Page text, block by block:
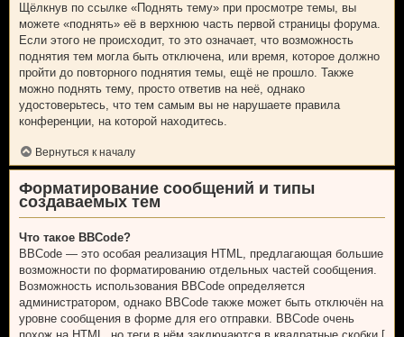
Щёлкнув по ссылке «Поднять тему» при просмотре темы, вы
можете «поднять» её в верхнюю часть первой страницы форума.
Если этого не происходит, то это означает, что возможность
поднятия тем могла быть отключена, или время, которое должно
пройти до повторного поднятия темы, ещё не прошло. Также
можно поднять тему, просто ответив на неё, однако
удостоверьтесь, что тем самым вы не нарушаете правила
конференции, на которой находитесь.
Вернуться к началу
Форматирование сообщений и типы
создаваемых тем
Что такое BBCode?
BBCode — это особая реализация HTML, предлагающая большие
возможности по форматированию отдельных частей сообщения.
Возможность использования BBCode определяется
администратором, однако BBCode также может быть отключён на
уровне сообщения в форме для его отправки. BBCode очень